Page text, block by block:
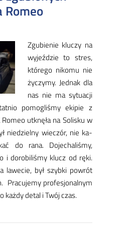
Romeo
Zgu­bie­nie klu­czy na
wy­je­ździe to stres,
któ­re­go ni­ko­mu nie
ży­czy­my. Jed­nak dla
nas nie ma sy­tu­acji
po­mo­gli­śmy eki­pie z
utknę­ła na So­li­sku w
nie­dziel­ny wie­czór, nie ka­
do ra­na. Do­je­cha­li­śmy,
i do­ro­bi­li­śmy klucz od rę­ki.
la­we­cie, był szyb­ki po­wrót
Pra­cu­je­my pro­fe­sjo­nal­nym
każ­dy de­tal i Twój czas.